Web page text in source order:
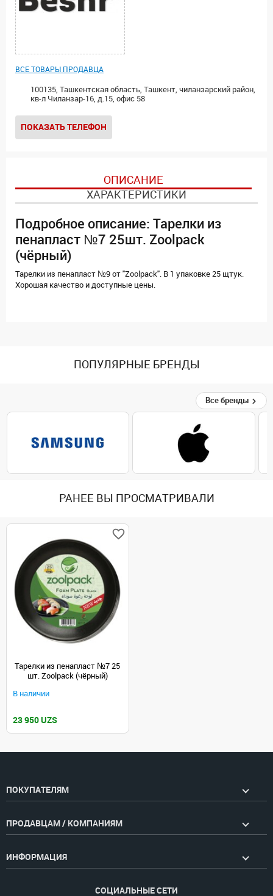
ВСЕ ТОВАРЫ ПРОДАВЦА
100135, Ташкентская область, Ташкент, чиланзарский район,
кв-л Чиланзар-16, д.15, офис 58
ПОКАЗАТЬ ТЕЛЕФОН
ОПИСАНИЕ
ХАРАКТЕРИСТИКИ
Подробное описание: Тарелки из
пенапласт №7 25шт. Zoolpack
(чёрный)
Тарелки из пенапласт №9 от "Zoolpack". В 1 упаковке 25 щтук.
Хорошая качество и доступные цены.
ПОПУЛЯРНЫЕ БРЕНДЫ
Все бренды
РАНЕЕ ВЫ ПРОСМАТРИВАЛИ
Тарелки из пенапласт №7 25
шт. Zoolpack (чёрный)
В наличии
23 950 UZS
ПОКУПАТЕЛЯМ
ПРОДАВЦАМ / КОМПАНИЯМ
ИНФОРМАЦИЯ
СОЦИАЛЬНЫЕ СЕТИ